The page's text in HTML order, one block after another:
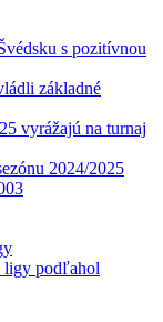
s pozitívnou
základné
vyrážajú na turnaj
2024/2025
ligy podľahol